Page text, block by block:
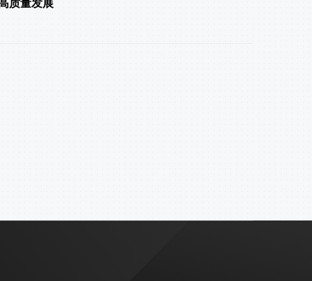
质量发展